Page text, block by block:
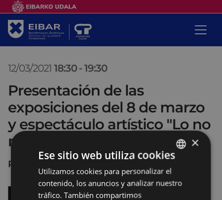
12/03/2021 18:30 -19:30
Presentación de las
exposiciones del 8 de marzo
y espectáculo artístico "Lo no
manifestado"
Portalea, Sala de exposiciones BASQUE
SPANISH
×
Ese sitio web utiliza cookies
Utilizamos cookies para personalizar el
contenido, los anuncios y analizar nuestro
tráfico. También compartimos